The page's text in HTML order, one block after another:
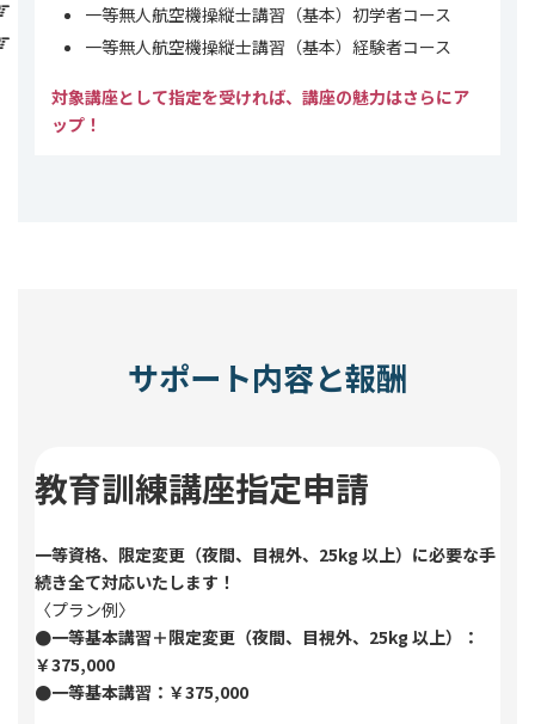
一等無人航空機操縦士講習（基本）初学者コース
一等無人航空機操縦士講習（基本）経験者コース
対象講座として指定を受ければ、講座の魅力はさらにア
ップ！
サポート内容と報酬
教育訓練講座指定申請
一等資格、限定変更（夜間、目視外、25kg 以上）に必要な手
続き全て対応いたします！
〈プラン例〉
●一等基本講習＋限定変更（夜間、目視外、25kg 以上）：
￥375,000
●一等基本講習 ：￥375,000